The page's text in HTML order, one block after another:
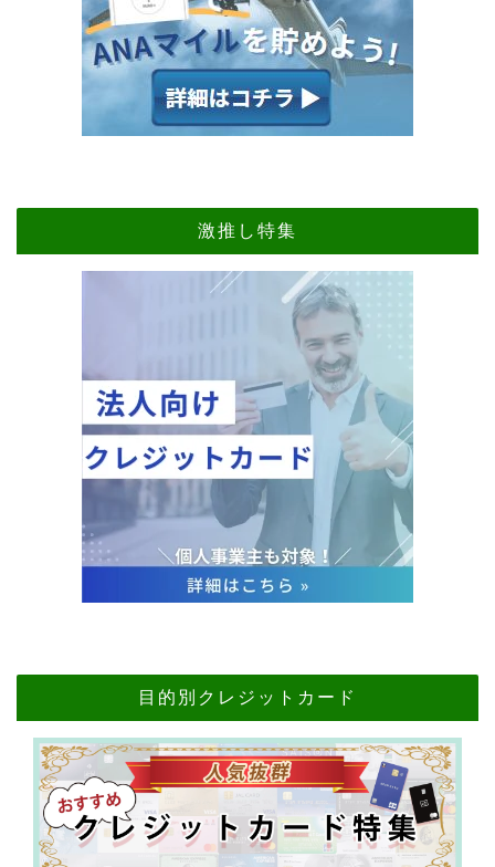
激推し特集
目的別クレジットカード